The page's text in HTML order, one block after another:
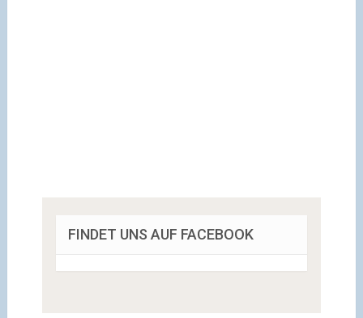
FINDET UNS AUF FACEBOOK